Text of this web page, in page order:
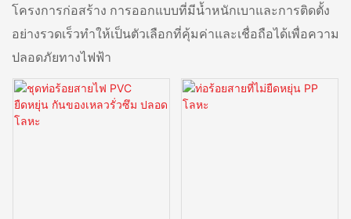
โครงการก่อสร้าง การออกแบบที่มีน้ำหนักเบาและการติดตั้ง
อย่างรวดเร็วทำให้เป็นตัวเลือกที่คุ้มค่าและเชื่อถือได้เพื่อความ
ปลอดภัยทางไฟฟ้า